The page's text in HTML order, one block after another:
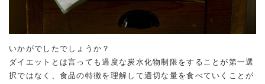
いかがでしたでしょうか？
ダイエットとは言っても過度な炭水化物制限をすることが第一選
択ではなく、食品の特徴を理解して適切な量を食べていくことが